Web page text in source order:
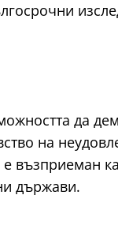
да
на
възприеман
държави.